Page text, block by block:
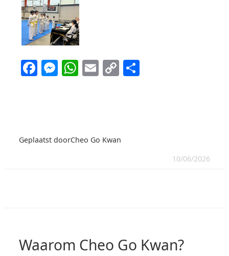
Facebook
Messenger
WhatsApp
Email
CopyDelen
Geplaatst doorCheo Go Kwan
10/06/2026
Waarom Cheo Go Kwan?